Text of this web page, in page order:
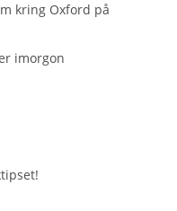
kring Oxford på
imorgon